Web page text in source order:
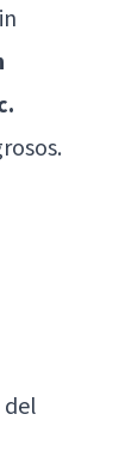
del